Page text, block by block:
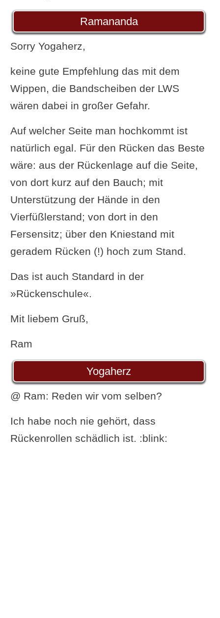
Ramananda
Sorry Yogaherz,
keine gute Empfehlung das mit dem
Wippen, die Bandscheiben der LWS
wären dabei in großer Gefahr.
Auf welcher Seite man hochkommt ist
natürlich egal. Für den Rücken das Beste
wäre: aus der Rückenlage auf die Seite,
von dort kurz auf den Bauch; mit
Unterstützung der Hände in den
Vierfüßlerstand; von dort in den
Fersensitz; über den Kniestand mit
geradem Rücken (!) hoch zum Stand.
Das ist auch Standard in der
»Rückenschule«.
Mit liebem Gruß,
Ram
Yogaherz
@ Ram: Reden wir vom selben?
Ich habe noch nie gehört, dass
Rückenrollen schädlich ist. :blink: